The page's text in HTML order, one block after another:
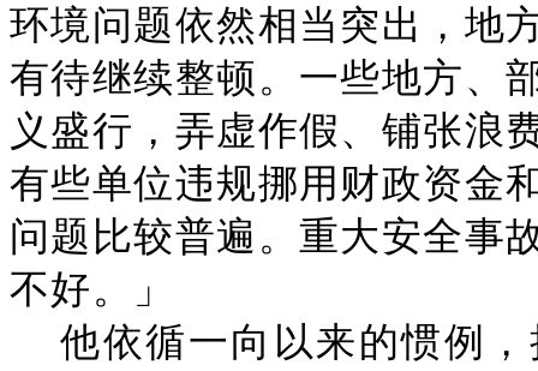
环境问题依然相当突出，地
有待继续整顿。一些地方、
义盛行，弄虚作假、铺张浪
有些单位违规挪用财政资金
问题比较普遍。重大安全事
不好。」
他依循一向以来的惯例